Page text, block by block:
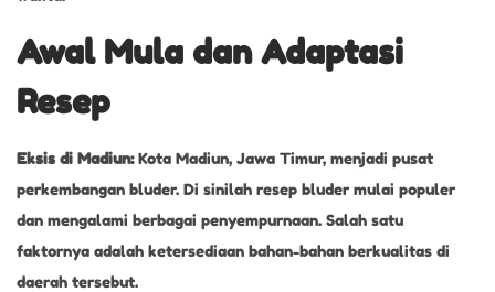
Awal Mula dan Adaptasi
Resep
Eksis di Madiun:Kota Madiun, Jawa Timur, menjadi pusat
perkembangan bluder. Di sinilah resep bluder mulai populer
dan mengalami berbagai penyempurnaan. Salah satu
faktornya adalah ketersediaan bahan-bahan berkualitas di
daerah tersebut.